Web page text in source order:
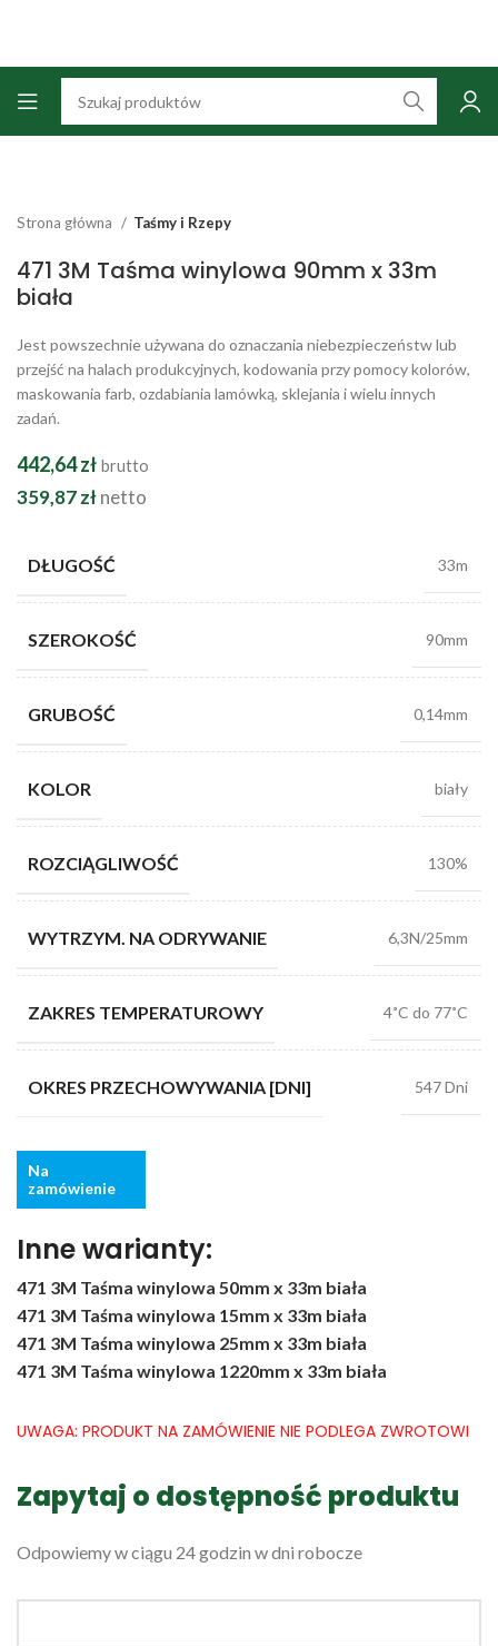
Strona główna Taśmy i Rzepy
471 3M Taśma winylowa 90mm x 33m
biała
Jest powszechnie używana do oznaczania niebezpieczeństw lub
przejść na halach produkcyjnych, kodowania przy pomocy kolorów,
maskowania farb, ozdabiania lamówką, sklejania i wielu innych
zadań.
442,64zł brutto
359,87złnetto
DŁUGOŚĆ 33m
SZEROKOŚĆ 90mm
GRUBOŚĆ 0,14mm
KOLOR biały
ROZCIĄGLIWOŚĆ 130%
WYTRZYM. NA ODRYWANIE 6,3N/25mm
ZAKRES TEMPERATUROWY 4˚C do 77˚C
OKRES PRZECHOWYWANIA [DNI] 547 Dni
Na
zamówienie
Inne warianty:
471 3M Taśma winylowa 50mm x 33m biała
471 3M Taśma winylowa 15mm x 33m biała
471 3M Taśma winylowa 25mm x 33m biała
471 3M Taśma winylowa 1220mm x 33m biała
UWAGA: PRODUKT NA ZAMÓWIENIE NIE PODLEGA ZWROTOWI
Zapytaj o dostępność produktu
Odpowiemy w ciągu 24 godzin w dni robocze